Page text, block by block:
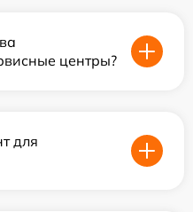
центры?
для